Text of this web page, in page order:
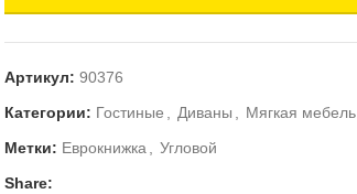
Артикул: 90376
Категории: Гостиные Диваны
Мягкая мебель
Метки: Еврокнижка
Угловой
Share: